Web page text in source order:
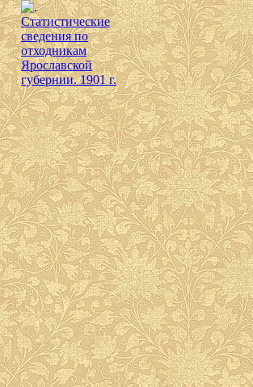
Cтатистические
сведения по
отходникам
Ярославской
губернии. 1901 г.